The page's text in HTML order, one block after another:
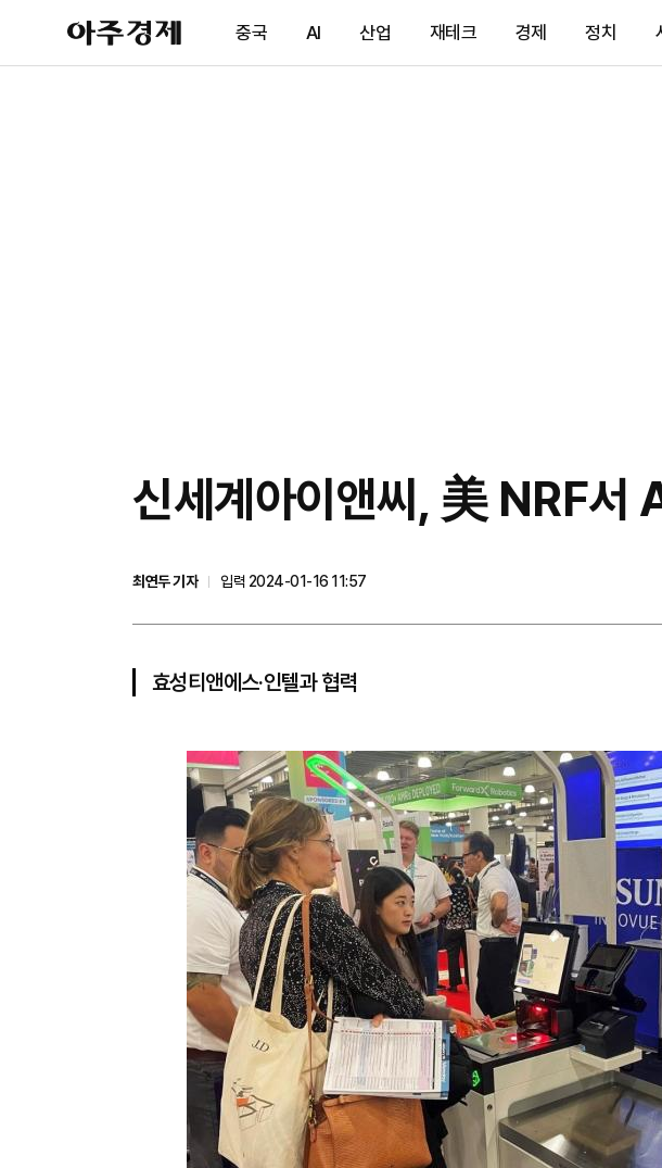
아
주
제
중국 AI 산업 재테크 경제 정치
신세계아이앤씨, 美 NRF서
최연두 기자
입력 2024-01-16 11:57
효성티앤에스·인텔과 협력